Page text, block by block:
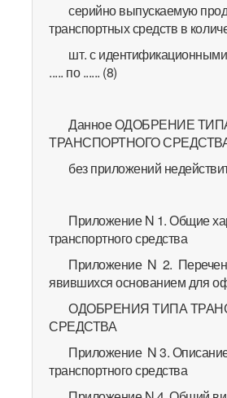
серийно выпускаемую
транспортных средств в
шт. с
..... по ...... (8)
Данное ОДОБРЕНИЕ
ТРАНСПОРТНОГО
без приложений
Приложение N 1. Общие
транспортного средства
Приложение N 2.
явившихся основанием для
ОДОБРЕНИЯ ТИПА
СРЕДСТВА
Приложение N 3.
транспортного средства